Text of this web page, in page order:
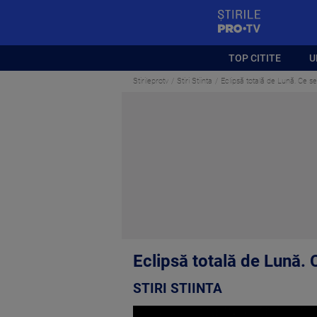
TOP CITITE
Stirileprotv Stiri Stiinta Eclipsă totală de Lună. Ce
Eclipsă totală de Lună.
STIRI STIINTA